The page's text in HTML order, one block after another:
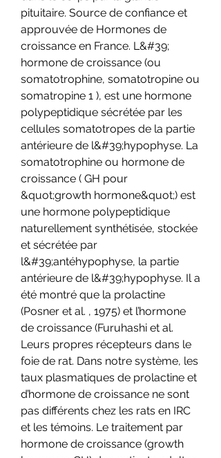
pituitaire. Source de confiance et
approuvée de Hormones de
croissance en France. L&#39;
hormone de croissance (ou
somatotrophine, somatotropine ou
somatropine 1 ), est une hormone
polypeptidique sécrétée par les
cellules somatotropes de la partie
antérieure de l&#39;hypophyse. La
somatotrophine ou hormone de
croissance ( GH pour
&quot;growth hormone&quot;) est
une hormone polypeptidique
naturellement synthétisée, stockée
et sécrétée par
l&#39;antéhypophyse, la partie
antérieure de l&#39;hypophyse. Il a
été montré que la prolactine
(Posner et al. , 1975) et l’hormone
de croissance (Furuhashi et al.
Leurs propres récepteurs dans le
foie de rat. Dans notre système, les
taux plasmatiques de prolactine et
d’hormone de croissance ne sont
pas différents chez les rats en IRC
et les témoins. Le traitement par
hormone de croissance (growth